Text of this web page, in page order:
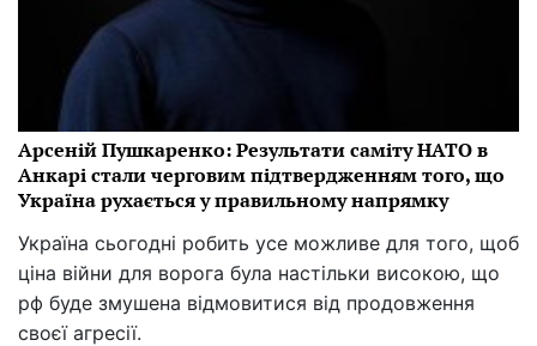
Арсеній Пушкаренко: Результати саміту НАТО в
Анкарі стали черговим підтвердженням того, що
Україна рухається у правильному напрямку
Україна сьогодні робить усе можливе для того, щоб
ціна війни для ворога була настільки високою, що
рф буде змушена відмовитися від продовження
своєї агресії.